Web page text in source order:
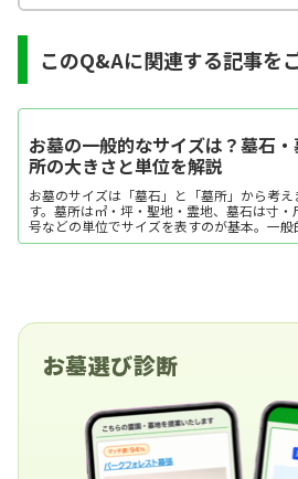
このQ&Aに関連する記事を
お墓の一般的なサイズは？墓石
所の大きさと単位を解説
お墓のサイズは「墓石」と「墓所」から考え
す。墓所は㎡・坪・聖地・霊地、墓石は寸・
号などの単位でサイズを表すのが基本。一般
お墓の大きさは墓所が1.5㎡未満、墓石は8寸
お墓選び診断